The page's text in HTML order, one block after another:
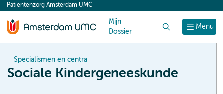
content
Menu
Patiëntenzorg Amsterdam UMC
Mijn
Dossier
Specialismen en centra
Sociale Kindergeneeskunde